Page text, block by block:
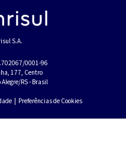
S.A.
0001-96
177, Centro
RS - Brasil
Preferências de Cookies